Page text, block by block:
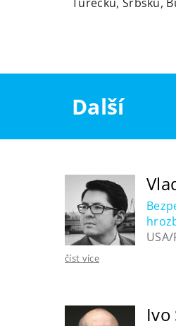
Další
číst více
Ivo